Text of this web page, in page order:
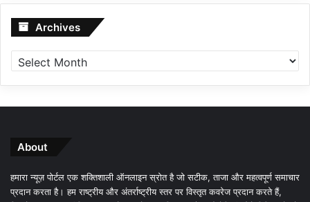
Archives Archives
About
हमारा न्यूज़ पोर्टल एक शक्तिशाली ऑनलाइन स्रोत है जो सटीक, ताजा और महत्वपूर्ण समाचार
प्रदान करता है। हम राष्ट्रीय और अंतर्राष्ट्रीय स्तर पर विस्तृत कवरेज प्रदान करते हैं,